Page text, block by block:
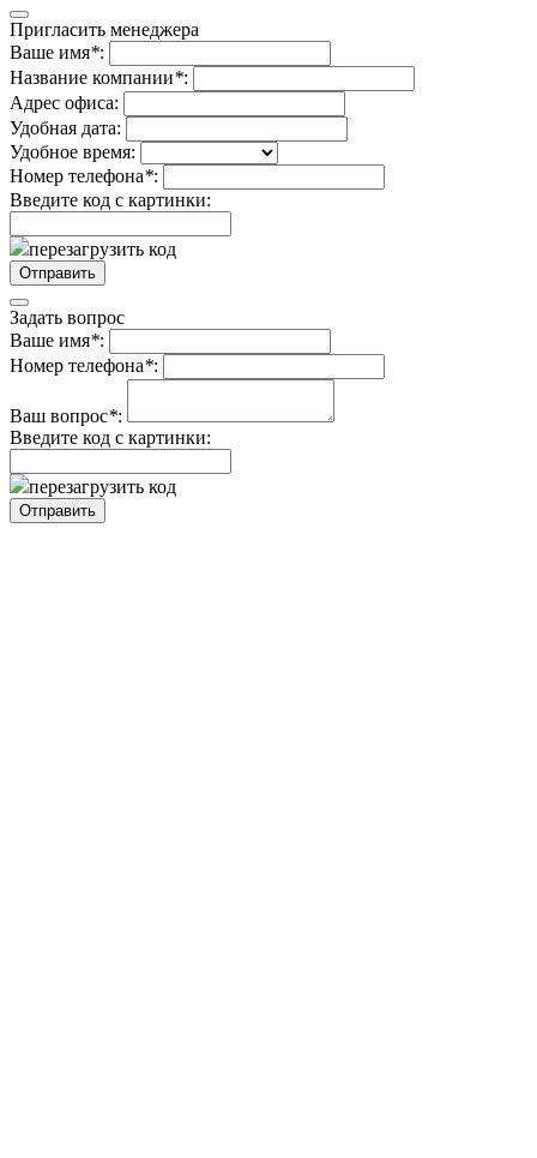
Пригласить менеджера
Ваше имя*:
Название компании*:
Адрес офиса:
Удобная дата:
Удобное время:
Номер телефона*:
Введите код с картинки:
перезагрузить код
Задать вопрос
Ваше имя*:
Номер телефона*:
Ваш вопрос*:
Введите код с картинки:
перезагрузить код